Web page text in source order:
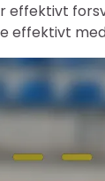
effektivt
effektivt